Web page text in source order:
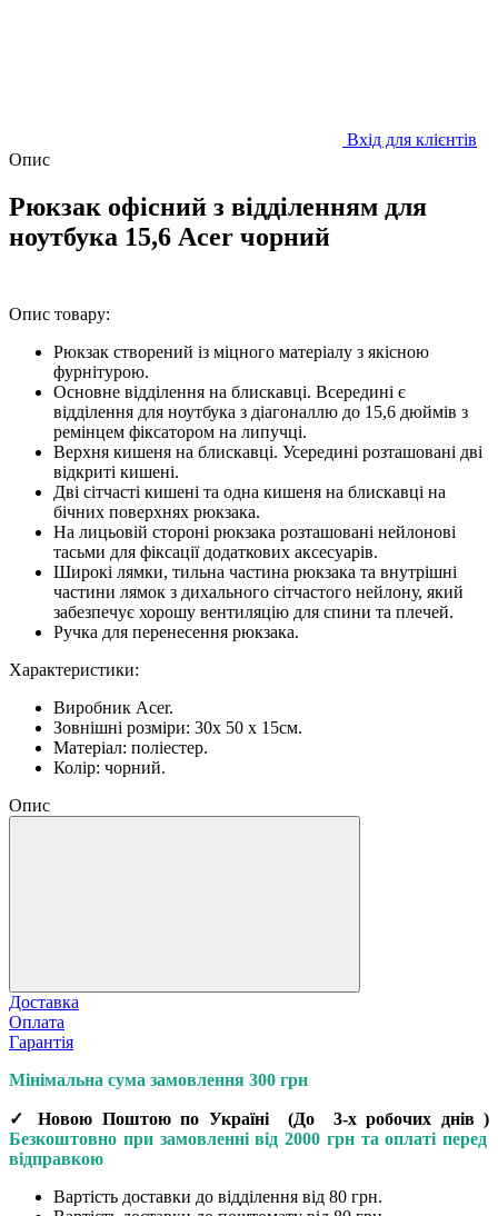
Вхід для клієнтів
Опис
Рюкзак офісний з відділенням для
ноутбука 15,6 Acer чорний
Опис товару:
Рюкзак створений із міцного матеріалу з якісною
фурнітурою.
Основне відділення на блискавці. Всередині є
відділення для ноутбука з діагоналлю до 15,6 дюймів з
ремінцем фіксатором на липучці.
Верхня кишеня на блискавці. Усередині розташовані дві
відкриті кишені.
Дві сітчасті кишені та одна кишеня на блискавці на
бічних поверхнях рюкзака.
На лицьовій стороні рюкзака розташовані нейлонові
тасьми для фіксації додаткових аксесуарів.
Широкі лямки, тильна частина рюкзака та внутрішні
частини лямок з дихального сітчастого нейлону, який
забезпечує хорошу вентиляцію для спини та плечей.
Ручка для перенесення рюкзака.
Характеристики:
Виробник Acer.
Зовнішні розміри: 30x 50 x 15см.
Матеріал: поліестер.
Колір: чорний.
Опис
Доставка
Оплата
Гарантія
Мінімальна сума замовлення 300 грн
✓ Новою Поштою по Україні (До 3-х робочих днів )
Безкоштовно при замовленні від 2000 грн та оплаті перед
відправкою
Вартість доставки до відділення від 80 грн.